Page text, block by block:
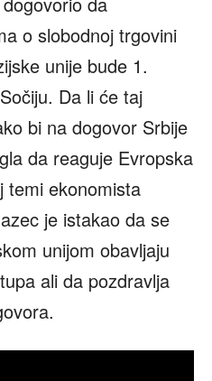
o slobodnoj trgovini
unije bude 1.
Da li će taj
bi na dogovor Srbije
da reaguje Evropska
temi ekonomista
je istakao da se
unijom obavljaju
ali da pozdravlja